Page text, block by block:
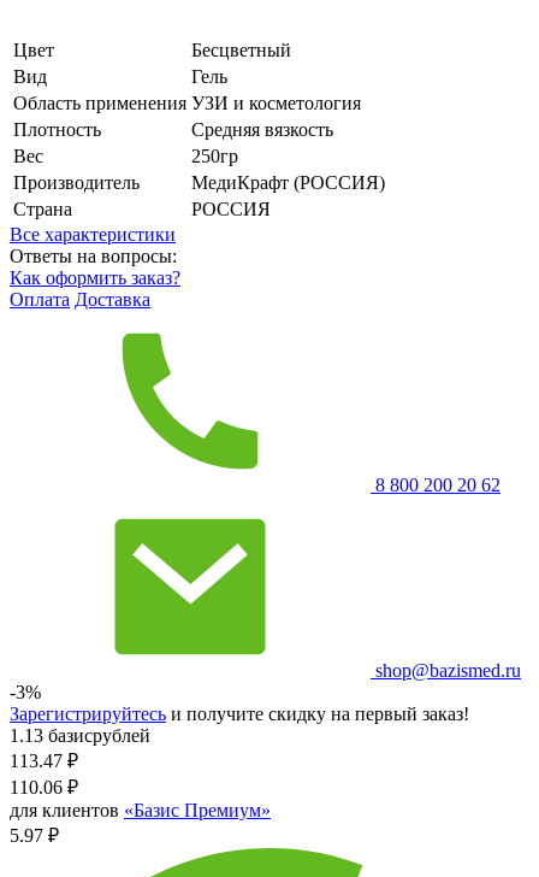
Цвет
Бесцветный
Вид
Гель
Область применения УЗИ и косметология
Плотность
Средняя вязкость
Вес
250гр
Производитель
МедиКрафт (РОССИЯ)
Страна
РОССИЯ
Все характеристики
Ответы на вопросы:
Как оформить заказ?
Оплата Доставка
8 800 200 20 62
shop@bazismed.ru
-3%
Зарегистрируйтесь и получите скидку на первый заказ!
1.13 базисрублей
113.47 ₽
110.06 ₽
для клиентов «Базис Премиум»
5.97 ₽